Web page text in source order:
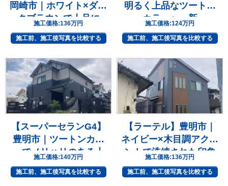
岡崎市｜ホワイト×ダー
クブラウンで上品に
施工価格:136万円
施工前、施工後写真を比較する
明るく上品なツートン
カラーへ一新
施工価格:124万円
施工前、施工後写真を比較する
【スーパーセランG4】
豊明市｜ツートンカラ
ーでメリハリのある上
質な住まいへ
施工価格:140万円
施工前、施工後写真を比較する
【ラーテル】豊明市｜
ネイビー×木目調アクセ
ントで洗練された印象
へ
施工価格:136万円
施工前、施工後写真を比較する